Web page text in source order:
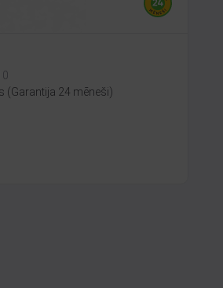
(Garantija 24 mēneši)